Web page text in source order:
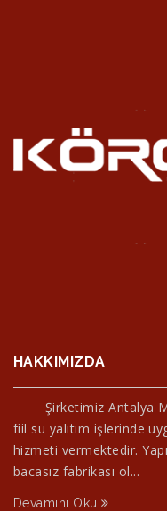
HAKKIMIZDA
Şirketimiz Antalya
fiil su yalıtım işlerinde
hizmeti vermektedir.
bacasız fabrikası ol...
Devamını Oku